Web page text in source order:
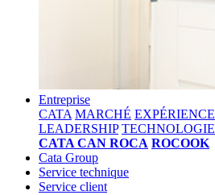
Entreprise
CATA MARCHÉ EXPÉRIENCE
LEADERSHIP TECHNOLOGIE
CATA CAN ROCA ROCOOK
Cata Group
Service technique
Service client